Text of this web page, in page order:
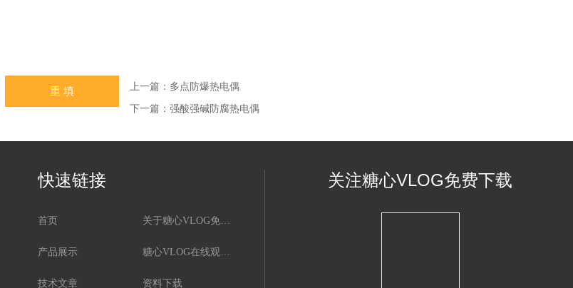
上一篇： 多点防爆热电偶
下一篇： 强酸强碱防腐热电偶
快速链接
首页 关于糖心VLOG免费下载
产品展示 糖心VLOG在线观看免费版资讯
技术文章 资料下载
关注糖心VLOG免费下载